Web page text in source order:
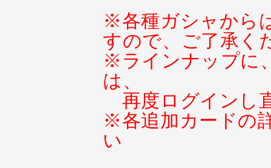
※各種ガシャから
すので、ご了承く
※ラインナップに
は、
再度ログインし
※各追加カードの
い